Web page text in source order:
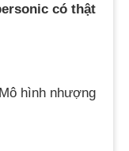
có thật
hình nhượng